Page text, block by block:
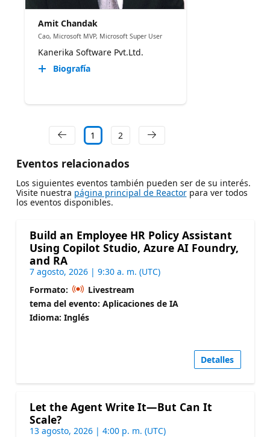
Amit Chandak
Cao, Microsoft MVP, Microsoft Super User
Kanerika Software Pvt.Ltd.
Biografía
1 2
Eventos relacionados
Los siguientes eventos también pueden ser de su interés.
Visite nuestra página principal de Reactorpara ver todos
los eventos disponibles.
Build an Employee HR Policy Assistant
Using Copilot Studio, Azure AI Foundry,
and RA
7 agosto, 2026 | 9:30 a. m. (UTC)
Formato:
Livestream
tema del evento: Aplicaciones de IA
Idioma: Inglés
Detalles
Let the Agent Write It—But Can It
Scale?
13 agosto, 2026 | 4:00 p. m. (UTC)